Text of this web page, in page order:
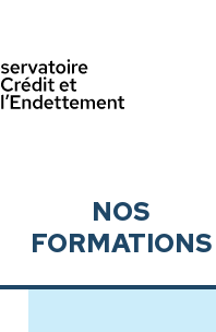
du
NOS
FORMATIONS